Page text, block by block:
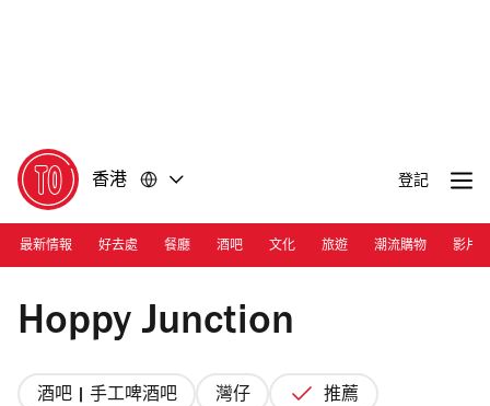
香港 登記
最新情報 好去處 餐廳 酒吧 文化 旅遊 潮流購物 影片
Photograph: Courtesy Hoppy Junction
Hoppy Junction
酒吧 | 手工啤酒吧 灣仔 推薦